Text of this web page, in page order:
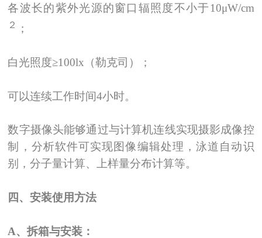
各波长的紫外光源的窗口辐照度不小于10μW/cm
２ ；
白光照度≥100lx（勒克司）；
可以连续工作时间4小时。
数字摄像头能够通过与计算机连线实现摄影成像控
制，分析软件可实现图像编辑处理，泳道自动识
别，分子量计算、上样量分布计算等。
四、安装使用方法
A、拆箱与安装：